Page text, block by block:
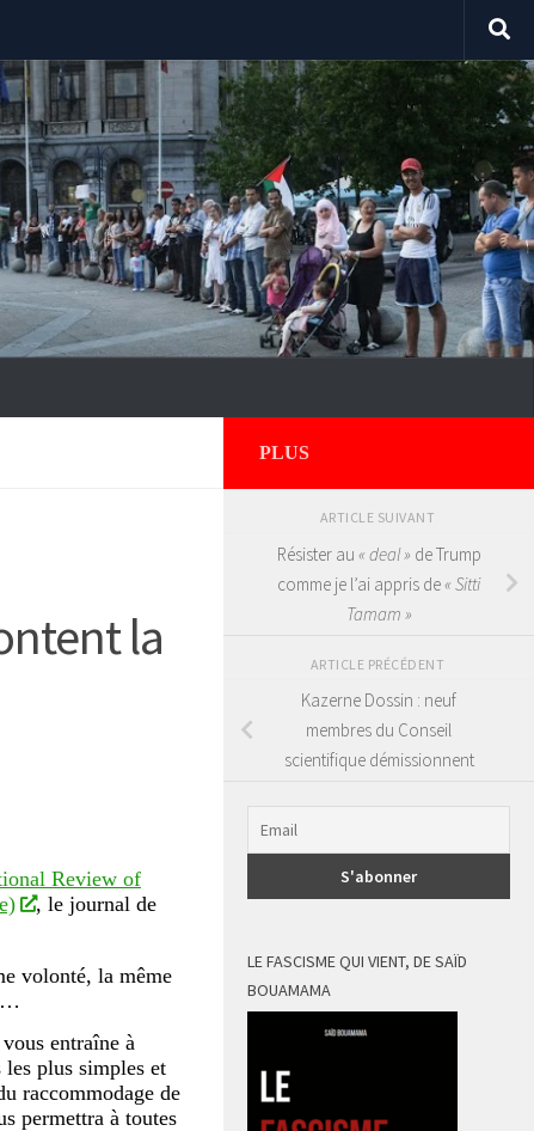
la
Review of
, le journal de
volonté, la même
entraîne à
plus simples et
raccommodage de
permettra à toutes
PLUS
ARTICLE SUIVANT
Résister au « deal » de Trump
comme je l’ai appris de« Sitti
Tamam »
ARTICLE PRÉCÉDENT
Kazerne Dossin : neuf
membres du Conseil
scientifique démissionnent
LE FASCISME QUI VIENT, DE SAÏD
BOUAMAMA